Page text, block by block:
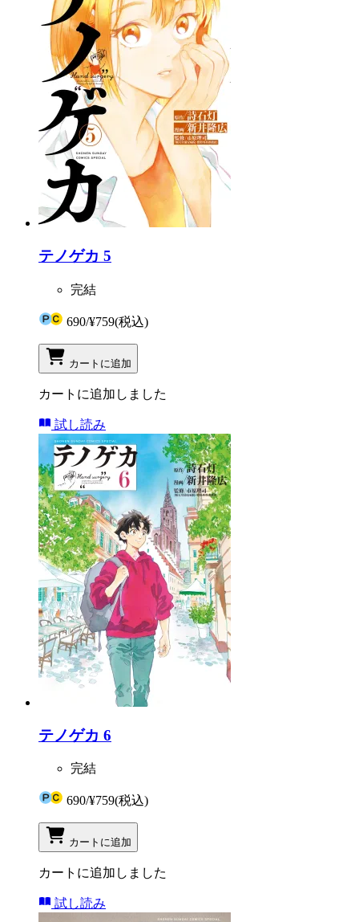
テノゲカ 5
完結
690/¥759(税込)
カートに追加
カートに追加しました
試し読み
テノゲカ 6
完結
690/¥759(税込)
カートに追加
カートに追加しました
試し読み